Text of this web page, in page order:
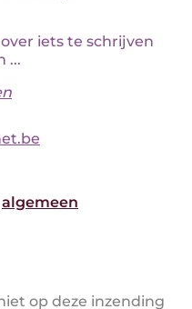
iets te schrijven
...
algemeen
op deze inzending